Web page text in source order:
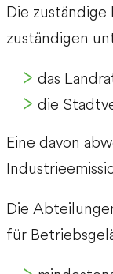
Die
zuständigen
das
die
Eine davon
Die
für